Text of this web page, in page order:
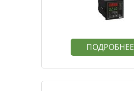
ПОДРОБНЕЕ